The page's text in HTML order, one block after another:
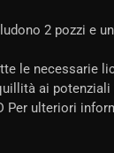
2 pozzi e
le necessarie
ai potenziali
Per ulteriori